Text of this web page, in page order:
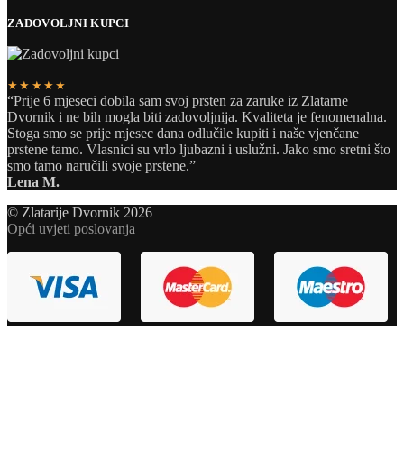
ZADOVOLJNI KUPCI
★★★★★
“Prije 6 mjeseci dobila sam svoj prsten za zaruke iz Zlatarne
Dvornik i ne bih mogla biti zadovoljnija. Kvaliteta je fenomenalna.
Stoga smo se prije mjesec dana odlučile kupiti i naše vjenčane
prstene tamo. Vlasnici su vrlo ljubazni i uslužni. Jako smo sretni što
smo tamo naručili svoje prstene.”
Lena M.
© Zlatarije Dvornik 2026
Opći uvjeti poslovanja